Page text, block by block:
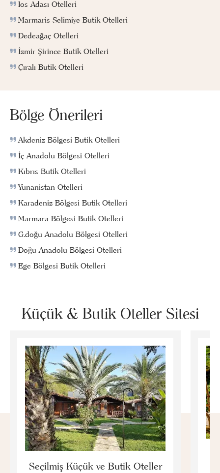
Ios Adası Otelleri
Marmaris Selimiye Butik Otelleri
Dedeağaç Otelleri
İzmir Şirince Butik Otelleri
Çıralı Butik Otelleri
Bölge Önerileri
Akdeniz Bölgesi Butik Otelleri
İç Anadolu Bölgesi Otelleri
Kıbrıs Butik Otelleri
Yunanistan Otelleri
Karadeniz Bölgesi Butik Otelleri
Marmara Bölgesi Butik Otelleri
G.doğu Anadolu Bölgesi Otelleri
Doğu Anadolu Bölgesi Otelleri
Ege Bölgesi Butik Otelleri
Küçük & Butik Oteller Sitesi
Seçilmiş Küçük ve Butik Oteller